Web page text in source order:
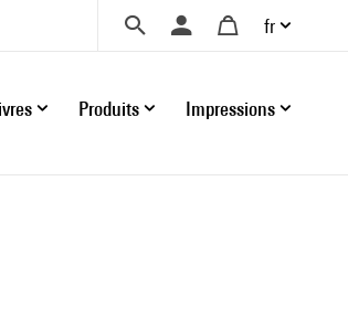
fr
Produits Impressions